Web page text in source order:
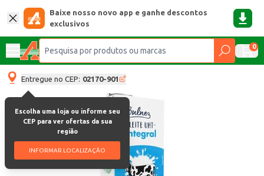
Baixe nosso novo app e ganhe descontos
exclusivos
0
Entregue no CEP: 02170-901
Escolha uma loja ou informe seu
CEP para ver ofertas da sua
região
INFORMAR LOCALIZAÇÃO